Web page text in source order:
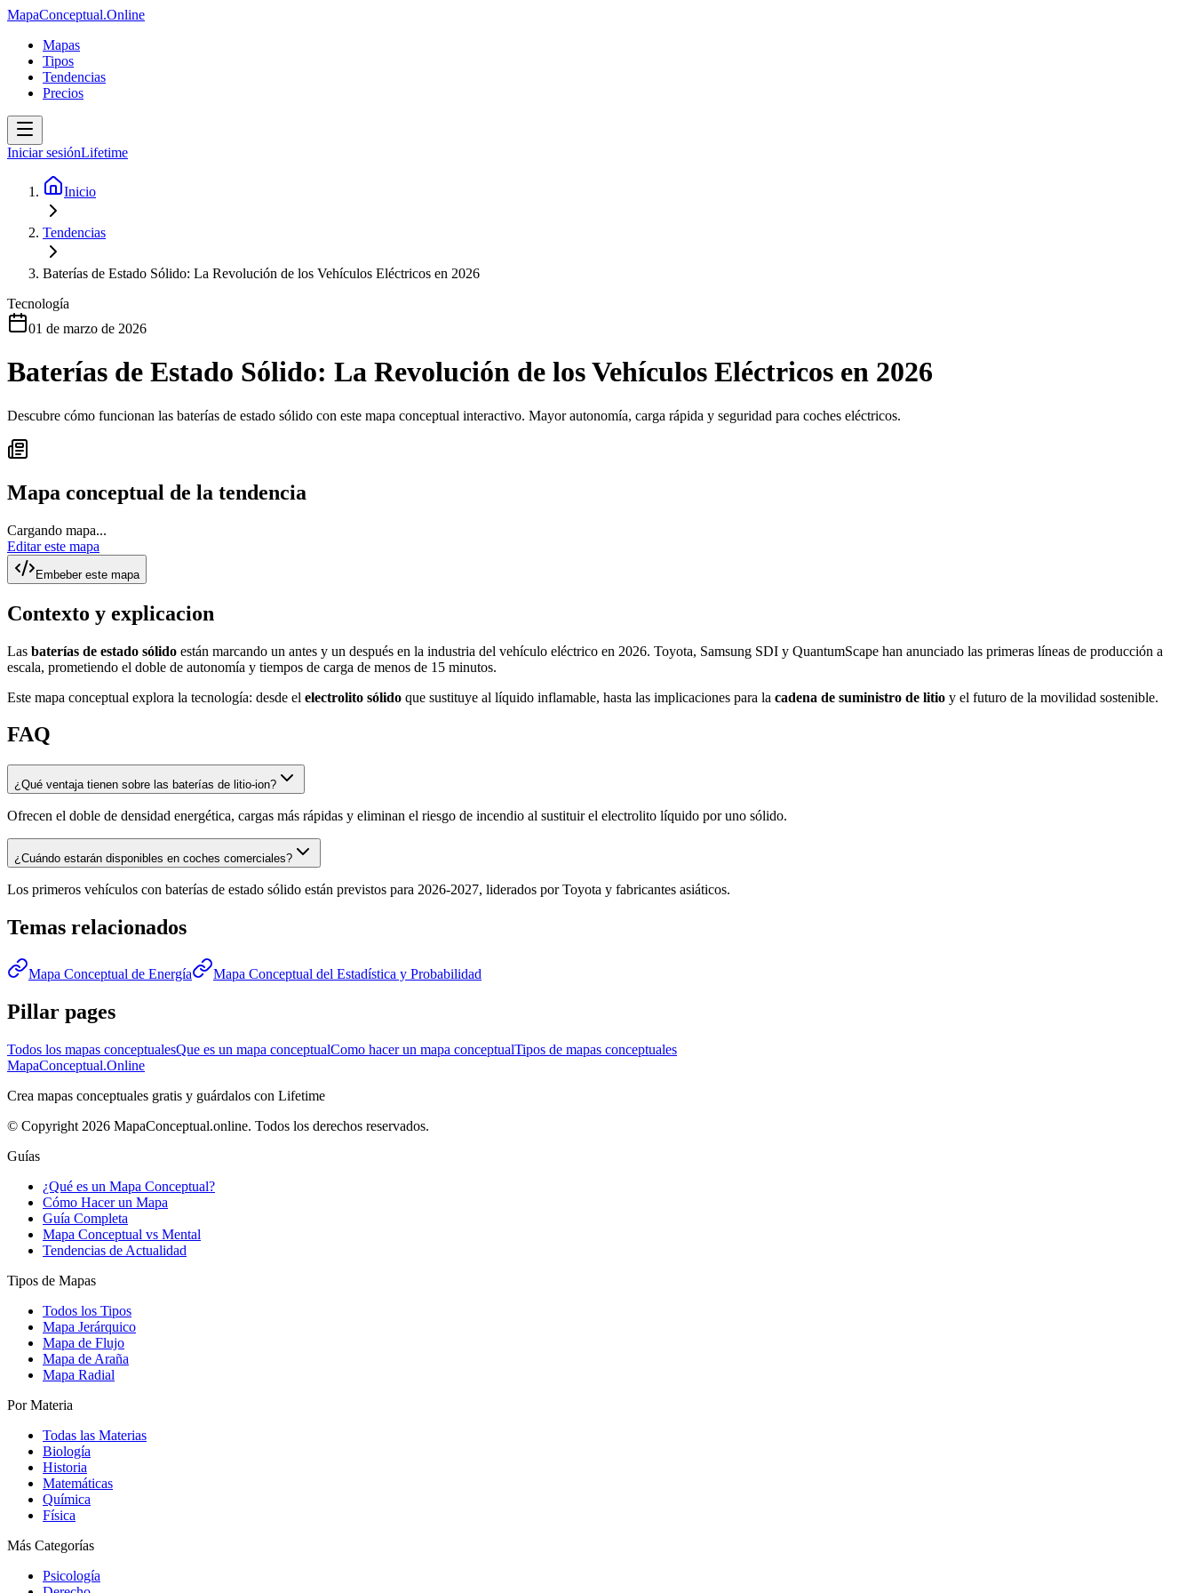
MapaConceptual.Online
Mapas
Tipos
Tendencias
Precios
Iniciar sesiónLifetime
Inicio
Tendencias
Baterías de Estado Sólido: La Revolución de los Vehículos Eléctricos en 2026
Tecnología
01 de marzo de 2026
Baterías de Estado Sólido: La Revolución de los Vehículos Eléctricos en 2026
Descubre cómo funcionan las baterías de estado sólido con este mapa conceptual interactivo. Mayor autonomía, carga rápida y seguridad para coches eléctricos.
Mapa conceptual de la tendencia
Cargando mapa...
Editar este mapa
Embeber este mapa
Contexto y explicacion
Las baterías de estado sólido están marcando un antes y un después en la industria del vehículo eléctrico en 2026. Toyota, Samsung SDI y QuantumScape han anunciado las primeras líneas de producción a
escala, prometiendo el doble de autonomía y tiempos de carga de menos de 15 minutos.
Este mapa conceptual explora la tecnología: desde el electrolito sólido que sustituye al líquido inflamable, hasta las implicaciones para la cadena de suministro de litio y el futuro de la movilidad sostenible.
FAQ
¿Qué ventaja tienen sobre las baterías de litio-ion?
Ofrecen el doble de densidad energética, cargas más rápidas y eliminan el riesgo de incendio al sustituir el electrolito líquido por uno sólido.
¿Cuándo estarán disponibles en coches comerciales?
Los primeros vehículos con baterías de estado sólido están previstos para 2026-2027, liderados por Toyota y fabricantes asiáticos.
Temas relacionados
Mapa Conceptual de Energía Mapa Conceptual del Estadística y Probabilidad
Pillar pages
Todos los mapas conceptualesQue es un mapa conceptualComo hacer un mapa conceptualTipos de mapas conceptuales
MapaConceptual.Online
Crea mapas conceptuales gratis y guárdalos con Lifetime
© Copyright 2026 MapaConceptual.online. Todos los derechos reservados.
Guías
¿Qué es un Mapa Conceptual?
Cómo Hacer un Mapa
Guía Completa
Mapa Conceptual vs Mental
Tendencias de Actualidad
Tipos de Mapas
Todos los Tipos
Mapa Jerárquico
Mapa de Flujo
Mapa de Araña
Mapa Radial
Por Materia
Todas las Materias
Biología
Historia
Matemáticas
Química
Física
Más Categorías
Psicología